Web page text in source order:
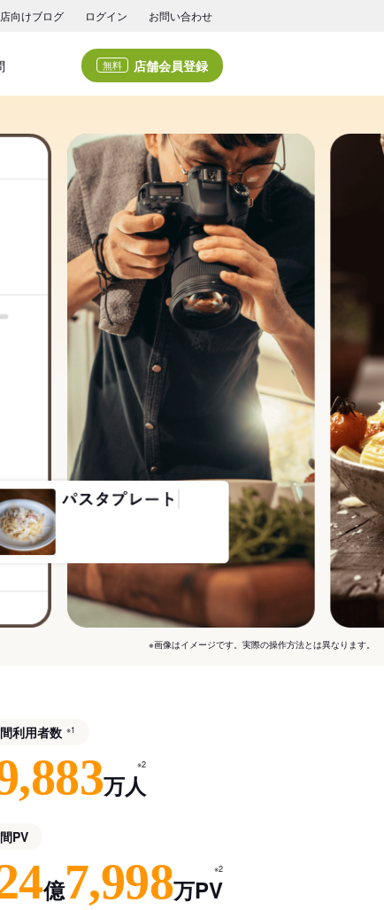
向けブログ ログイン お問い合わせ
無料 店舗会員登録
※画像はイメージです。実際の操作方法とは異なります。
利用者数 ※1
万人
※2
PV
億7,998万PV
※2